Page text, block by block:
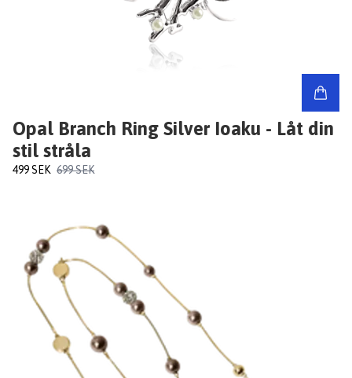
Opal Branch Ring Silver Ioaku - Låt din
stil stråla
499 SEK 699 SEK